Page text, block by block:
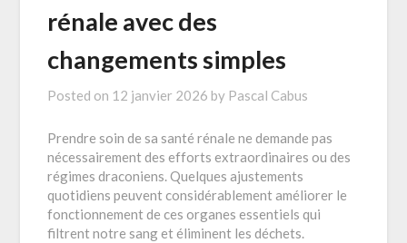
rénale avec des
changements simples
Posted on 12 janvier 2026 by Pascal Cabus
Prendre soin de sa santé rénale ne demande pas
nécessairement des efforts extraordinaires ou des
régimes draconiens. Quelques ajustements
quotidiens peuvent considérablement améliorer le
fonctionnement de ces organes essentiels qui
filtrent notre sang et éliminent les déchets.